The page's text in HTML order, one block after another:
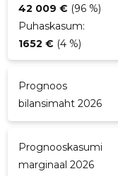
42 009 € (96 %)
Puhaskasum:
1652 € (4 %)
Prognoos
bilansimaht 2026
Prognooskasumi
marginaal 2026